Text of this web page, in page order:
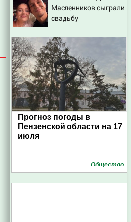
07/08/2026 – Новости
Масленников сыграли
свадьбу
Прогноз погоды в
Пензенской области на 17
июля
Общество